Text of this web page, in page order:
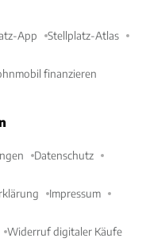
App Stellplatz-Atlas
finanzieren
Datenschutz
Impressum
Widerruf digitaler Käufe